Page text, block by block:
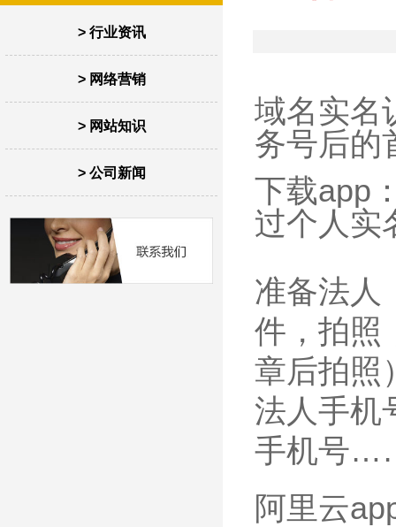
> 行业资讯
> 网络营销
> 网站知识
> 公司新闻
域名实名
务号后的
下载app
过个人实
准备法人
件，拍照
章后拍照
法人手机
手机号
阿里云